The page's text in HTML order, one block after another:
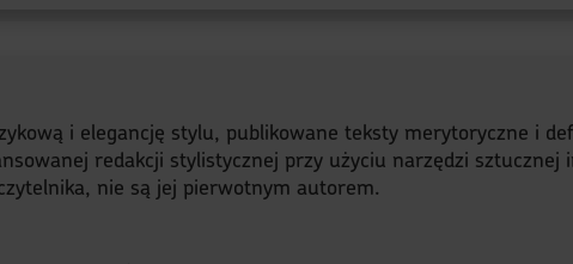
i elegancję stylu, publikowane teksty merytoryczne i
redakcji stylistycznej przy użyciu narzędzi sztucznej
nie są jej pierwotnym autorem.